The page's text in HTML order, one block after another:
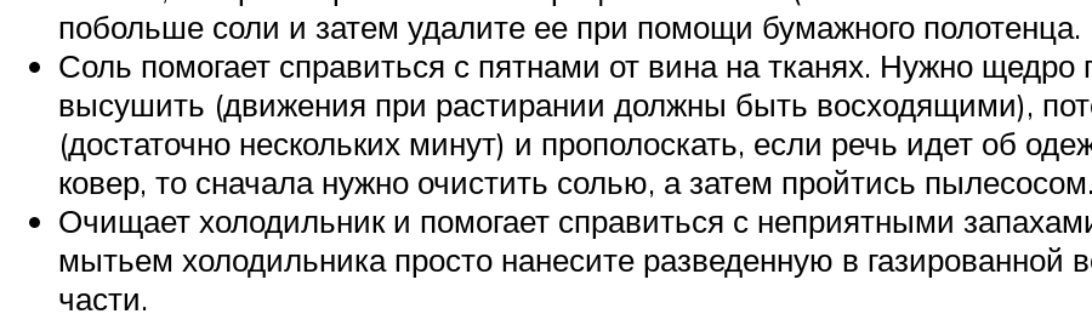
побольше соли и затем удалите ее при помощи бумажного полотенца.
Соль помогает справиться с пятнами от вина на тканях. Нужно щедро
высушить (движения при растирании должны быть восходящими),
(достаточно нескольких минут) и прополоскать, если речь идет об
ковер, то сначала нужно очистить солью, а затем пройтись пылесосом.
Очищает холодильник и помогает справиться с неприятными
мытьем холодильника просто нанесите разведенную в газированной
части.